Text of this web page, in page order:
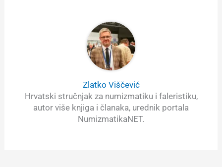
Zlatko Viščević
Hrvatski stručnjak za numizmatiku i faleristiku,
autor više knjiga i članaka, urednik portala
NumizmatikaNET.